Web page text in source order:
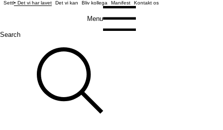
Settl Det vi har lavet Det vi kan Bliv kollega Manifest Kontakt os
Menu
Search